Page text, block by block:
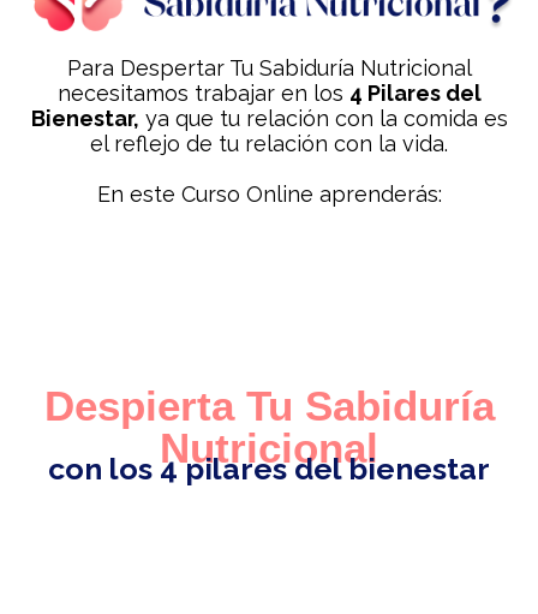
Para Despertar Tu Sabiduría Nutricional
necesitamos trabajar en los 4 Pilares del
Bienestar, ya que tu relación con la comida es
el reflejo de tu relación con la vida.
En este Curso Online aprenderás:
Despierta Tu Sabiduría
Nutricional
con los 4 pilares del bienestar